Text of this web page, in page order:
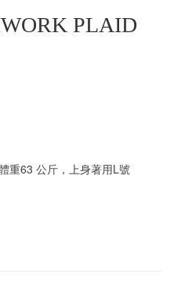
PLAID
重63 公斤，上身著用L號